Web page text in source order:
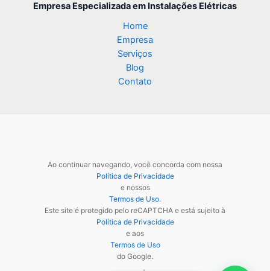
Empresa Especializadaem Instalações Elétricas
Home
Empresa
Serviços
Blog
Contato
Ao continuar navegando, você concorda com nossa
Política de Privacidade
e nossos
Termos de Uso.
Este site é protegido pelo reCAPTCHA e está sujeito à
Política de Privacidade
e aos
Termos de Uso
do Google.